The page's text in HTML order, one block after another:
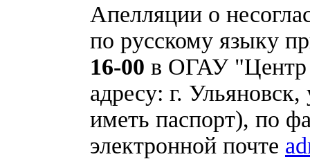
Апелляции о
по русскому языку
16-00 в ОГАУ "Центр
адресу: г.
иметь паспорт), по
электронной почте